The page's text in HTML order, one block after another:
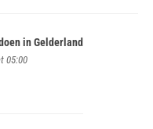
in Gelderland
05:00